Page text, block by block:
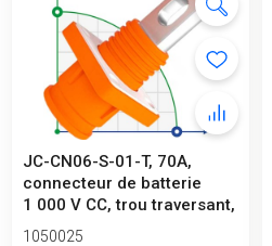
JC-CN06-S-01-T, 70A,
connecteur de batterie
1 000 V CC, trou traversant,
orange
1050025